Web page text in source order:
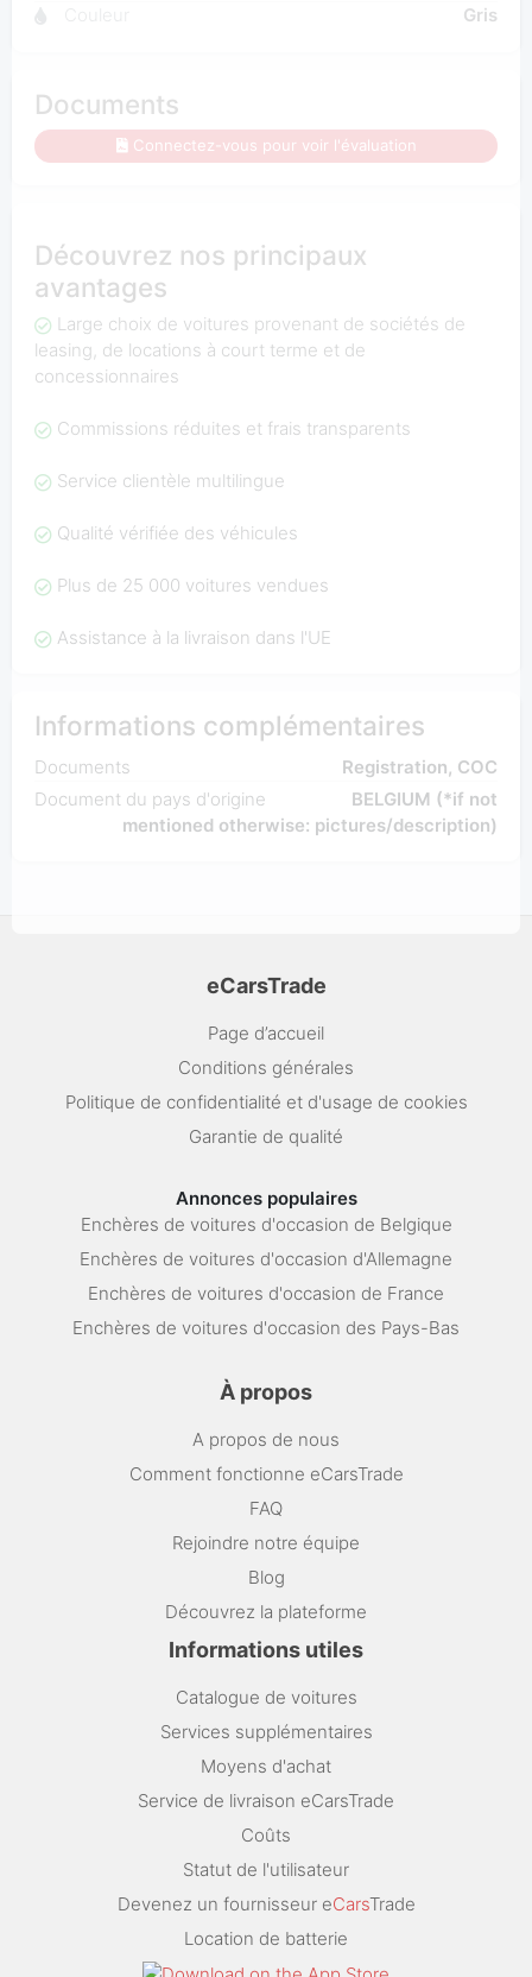
Gris
Documents
Connectez-vous pour voir l'évaluation
Découvrez nos principaux
avantages
Large choix de voitures provenant de sociétés de
leasing, de locations à court terme et de
concessionnaires
Commissions réduites et frais transparents
Service clientèle multilingue
Qualité vérifiée des véhicules
Plus de 25 000 voitures vendues
Assistance à la livraison dans l'UE
Informations complémentaires
Documents
Registration, COC
Document du pays d'origine
BELGIUM (*if not
mentioned otherwise: pictures/description)
eCarsTrade
Page d’accueil
Conditions générales
Politique de confidentialité et d'usage de cookies
Garantie de qualité
Annonces populaires
Enchères de voitures d'occasion de Belgique
Enchères de voitures d'occasion d'Allemagne
Enchères de voitures d'occasion de France
Enchères de voitures d'occasion des Pays-Bas
À propos
A propos de nous
Comment fonctionne eCarsTrade
FAQ
Rejoindre notre équipe
Blog
Découvrez la plateforme
Informations utiles
Catalogue de voitures
Services supplémentaires
Moyens d'achat
Service de livraison eCarsTrade
Coûts
Statut de l'utilisateur
Devenez un fournisseur eCarsTrade
Location de batterie